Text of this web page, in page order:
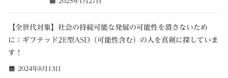
【全世代対象】社会の持続可能な発展の可能性を潰さないため
に：ギフテッド2E型ASD（可能性含む）の人を真剣に探していま
す！
2024年8月13日